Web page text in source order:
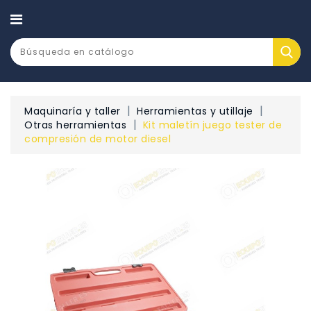
CATEGORÍA
Maquinaría y taller
Herramientas y utillaje
Otras herramientas
Kit maletín juego tester de
compresión de motor diesel